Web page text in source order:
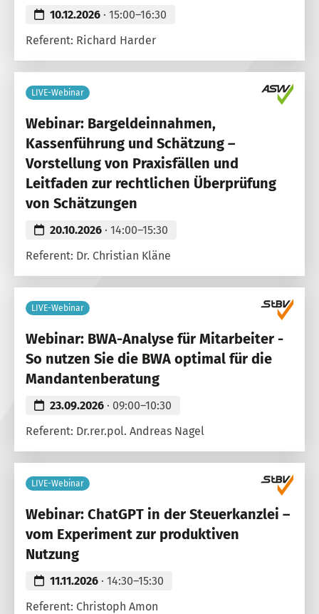
10.12.2026 · 15:00–16:30
Referent: Richard Harder
LIVE-Webinar
Webinar: Bargeldeinnahmen,
Kassenführung und Schätzung –
Vorstellung von Praxisfällen und
Leitfaden zur rechtlichen Überprüfung
von Schätzungen
20.10.2026 · 14:00–15:30
Referent: Dr. Christian Kläne
LIVE-Webinar
Webinar: BWA-Analyse für Mitarbeiter -
So nutzen Sie die BWA optimal für die
Mandantenberatung
23.09.2026 · 09:00–10:30
Referent: Dr.rer.pol. Andreas Nagel
LIVE-Webinar
Webinar: ChatGPT in der Steuerkanzlei –
vom Experiment zur produktiven
Nutzung
11.11.2026 · 14:30–15:30
Referent: Christoph Amon